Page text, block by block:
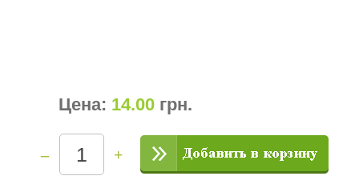
Цена: 14.00 грн.
– +